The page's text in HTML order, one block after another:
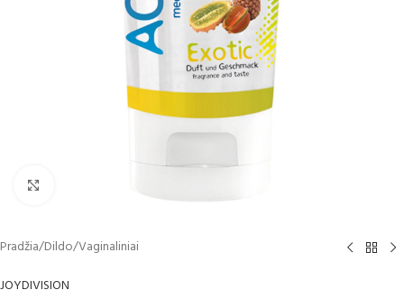
Pradžia/Dildo/Vaginaliniai